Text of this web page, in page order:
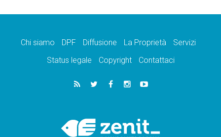
Chi siamo DPF Diffusione La Proprietà
Servizi
Status legale
Copyright Contattaci